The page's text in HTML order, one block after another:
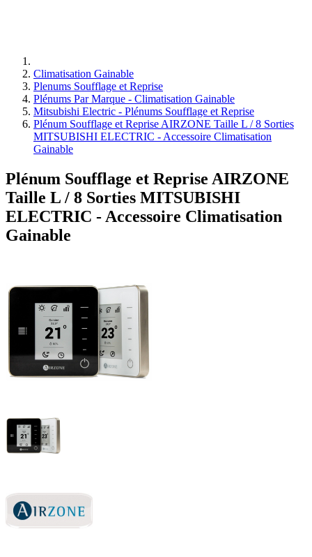
Climatisation Gainable
Plenums Soufflage et Reprise
Plénums Par Marque - Climatisation Gainable
Mitsubishi Electric - Plénums Soufflage et Reprise
Plénum Soufflage et Reprise AIRZONE Taille L / 8 Sorties
MITSUBISHI ELECTRIC - Accessoire Climatisation
Gainable
Plénum Soufflage et Reprise AIRZONE
Taille L / 8 Sorties MITSUBISHI
ELECTRIC - Accessoire Climatisation
Gainable